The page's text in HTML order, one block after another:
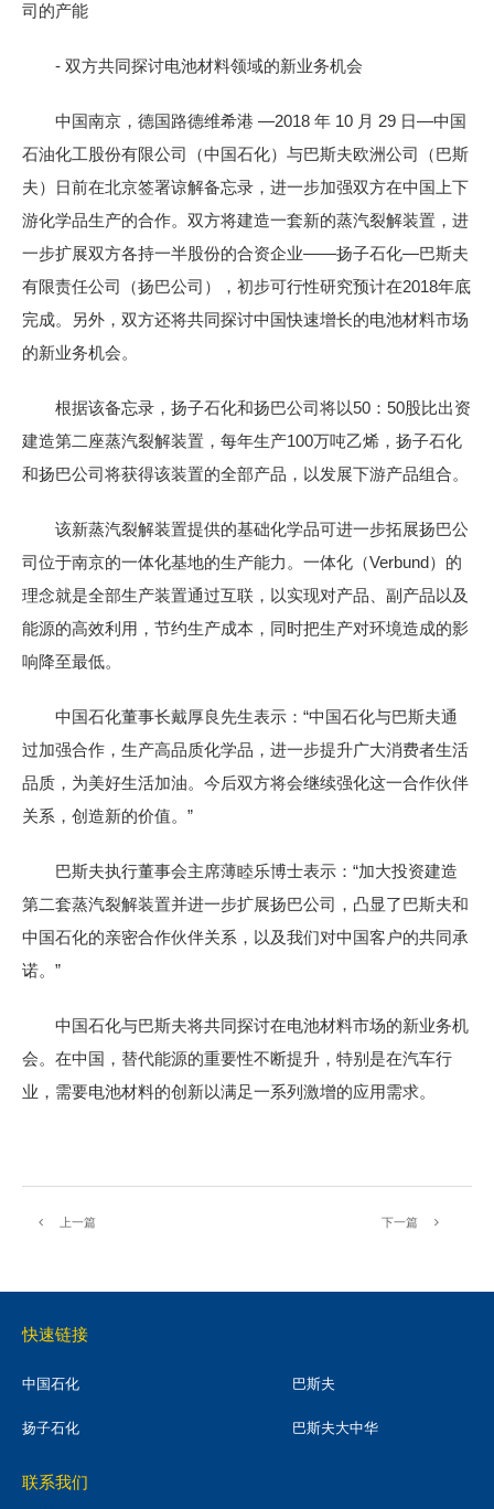
司的产能
- 双方共同探讨电池材料领域的新业务机会
中国南京，德国路德维希港 —2018 年 10 月 29 日—中国
石油化工股份有限公司（中国石化）与巴斯夫欧洲公司（巴斯
夫）日前在北京签署谅解备忘录，进一步加强双方在中国上下
游化学品生产的合作。双方将建造一套新的蒸汽裂解装置，进
一步扩展双方各持一半股份的合资企业——扬子石化—巴斯夫
有限责任公司（扬巴公司），初步可行性研究预计在2018年底
完成。另外，双方还将共同探讨中国快速增长的电池材料市场
的新业务机会。
根据该备忘录，扬子石化和扬巴公司将以50：50股比出资
建造第二座蒸汽裂解装置，每年生产100万吨乙烯，扬子石化
和扬巴公司将获得该装置的全部产品，以发展下游产品组合。
该新蒸汽裂解装置提供的基础化学品可进一步拓展扬巴公
司位于南京的一体化基地的生产能力。一体化（Verbund）的
理念就是全部生产装置通过互联，以实现对产品、副产品以及
能源的高效利用，节约生产成本，同时把生产对环境造成的影
响降至最低。
中国石化董事长戴厚良先生表示：“中国石化与巴斯夫通
过加强合作，生产高品质化学品，进一步提升广大消费者生活
品质，为美好生活加油。今后双方将会继续强化这一合作伙伴
关系，创造新的价值。”
巴斯夫执行董事会主席薄睦乐博士表示：“加大投资建造
第二套蒸汽裂解装置并进一步扩展扬巴公司，凸显了巴斯夫和
中国石化的亲密合作伙伴关系，以及我们对中国客户的共同承
诺。”
中国石化与巴斯夫将共同探讨在电池材料市场的新业务机
会。在中国，替代能源的重要性不断提升，特别是在汽车行
业，需要电池材料的创新以满足一系列激增的应用需求。
上一篇 下一篇
快速链接
中国石化 巴斯夫
扬子石化 巴斯夫大中华
联系我们